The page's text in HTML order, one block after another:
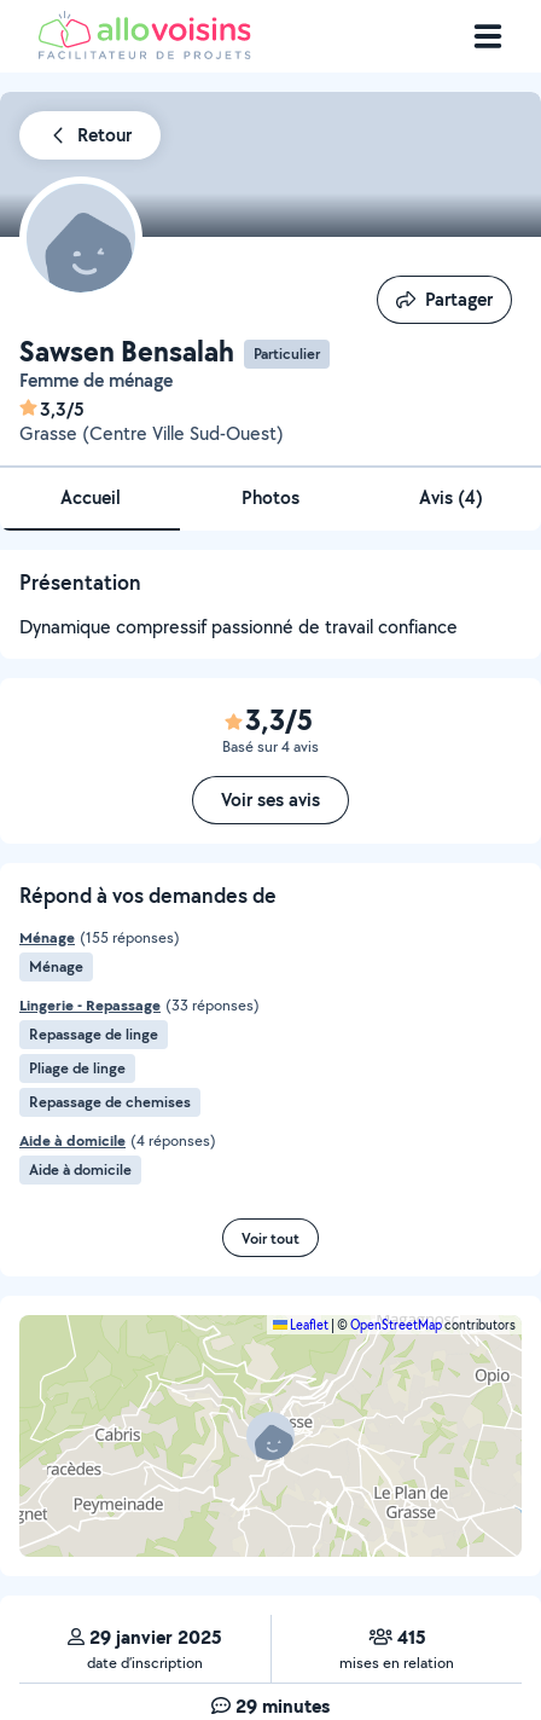
Retour
Sawsen Bensalah Particulier
Femme de ménage
3,3/5
Grasse (Centre Ville Sud-Ouest)
Partager
Partager
Accueil Photos Avis (4)
Présentation
Dynamique compressif passionné de travail confiance
3,3/5
Basé sur 4 avis
Voir ses avis
Répond à vos demandes de
Ménage (155 réponses)
Ménage
Lingerie - Repassage (33 réponses)
Repassage de linge
Pliage de linge
Repassage de chemises
Aide à domicile (4 réponses)
Aide à domicile
Voir tout
Leaflet ©OpenStreetMapcontributors
29 janvier 2025
date d’inscription
415
mises en relation
29 minutes